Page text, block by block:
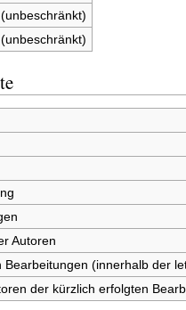
Autoren
(innerhalb der
der kürzlich erfolgten